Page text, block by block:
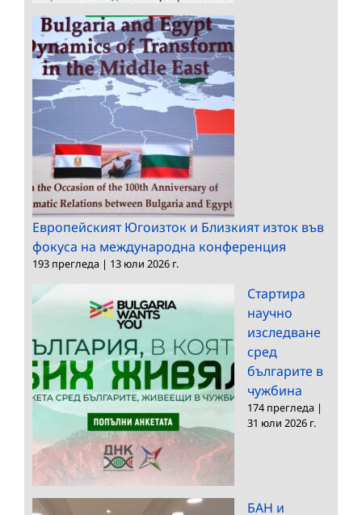
Европейският Югоизток и Близкият изток във
фокуса на международна конференция
193 прегледа | 13 юли 2026 г.
Стартира
научно
изследване
сред
българите в
чужбина
174 прегледа |
31 юли 2026 г.
БАН и